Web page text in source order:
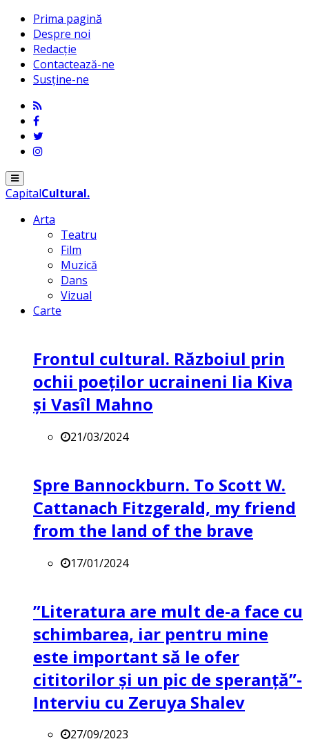
Prima pagină
Despre noi
Redacție
Contactează-ne
Susține-ne
Menu
CapitalCultural.
Arta
Teatru
Film
Muzică
Dans
Vizual
Carte
Frontul cultural. Războiul prin
ochii poeților ucraineni Iia Kiva
și Vasîl Mahno
21/03/2024
Spre Bannockburn. To Scott W.
Cattanach Fitzgerald, my friend
from the land of the brave
17/01/2024
”Literatura are mult de-a face cu
schimbarea, iar pentru mine
este important să le ofer
cititorilor și un pic de speranță”-
Interviu cu Zeruya Shalev
27/09/2023